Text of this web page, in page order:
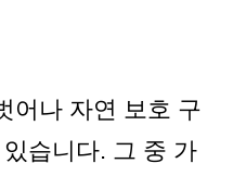
어나 자연 보호 구
습니다. 그 중 가